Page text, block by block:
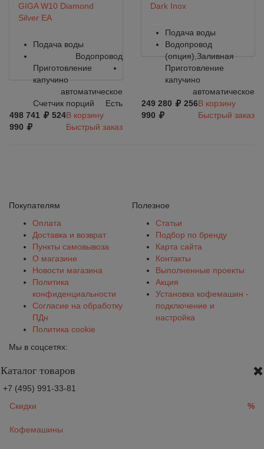
GIGA W10 Diamond
Silver EA
Подача воды
Водопровод
Приготовление
капучино
автоматическое
Счетчик порций
Есть
498 741
524
990
В корзину
Быстрый заказ
Dark Inox
Подача воды
Водопровод
(опция),Заливная
Приготовление
капучино
автоматическое
249 280
256
990
В корзину
Быстрый заказ
Покупателям
Оплата
Доставка и возврат
Пункты самовывоза
О магазине
Новости магазина
Политика
конфиденциальности
Согласие на обработку
ПДн
Политика cookie
Полезное
Статьи
Подбор по бренду
Карта сайта
Контакты
Выполненные проекты
Акция
Установка кофемашин -
подключение и
настройка
Мы в соцсетях:
Каталог товаров
+7 (495) 991-33-81
Скидки
%
Кофемашины